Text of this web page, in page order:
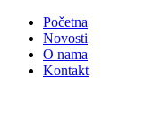
Početna
Novosti
O nama
Kontakt